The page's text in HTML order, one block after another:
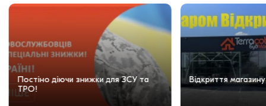
Постіно діючи знижки для ЗСУ та
ТРО!
Відкриття магазину